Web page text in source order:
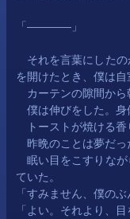
「————」
それを言葉にしたの
を開けたとき、僕は自
カーテンの隙間から
僕は伸びをした。身
トーストが焼ける香
昨晩のことは夢だっ
眠い目をこすりなが
ていた。
「すみません、僕のぶ
「よい。それより、